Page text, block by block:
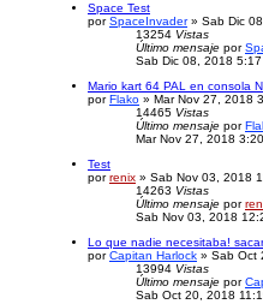
Space Test
porSpaceInvader» Sab Dic
13254 Vistas
Último mensaje por
Sab Dic 08, 2018
Mario kart 64 PAL en consola
porFlako » Mar Nov 27, 2018
14465 Vistas
Último mensaje por
Mar Nov 27, 2018
Test
porrenix » Sab Nov 03, 2018
14263 Vistas
Último mensaje por
Sab Nov 03, 2018
Lo que nadie necesitaba!
porCapitan Harlock » Sab Oct
13994 Vistas
Último mensaje por
Sab Oct 20, 2018